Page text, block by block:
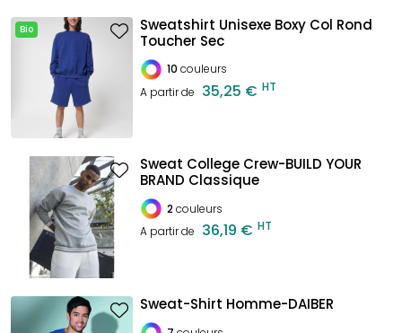
Bio
Sweatshirt Unisexe Boxy Col Rond
Toucher Sec
10 couleurs
A partir de 35,25 € HT
Sweat College Crew-BUILD YOUR
BRAND Classique
2couleurs
A partir de 36,19 € HT
Sweat-Shirt Homme-DAIBER